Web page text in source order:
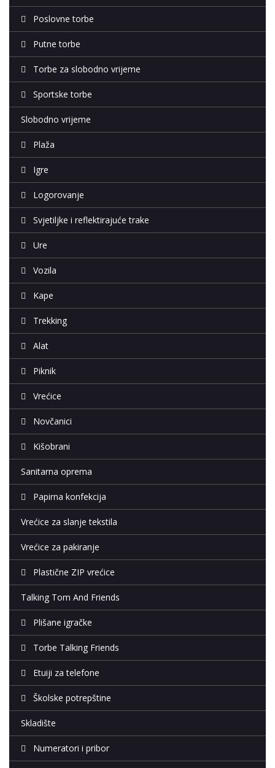
Poslovne torbe
Putne torbe
Torbe za slobodno vrijeme
Sportske torbe
Slobodno vrijeme
Plaža
Igre
Logorovanje
Svjetiljke i reflektirajuće trake
Ure
Vozila
Kape
Trekking
Alat
Piknik
Vrećice
Novčanici
Kišobrani
Sanitarna oprema
Papirna konfekcija
Vrećice za slanje tekstila
Vrećice za pakiranje
Plastične ZIP vrećice
Talking Tom And Friends
Plišane igračke
Torbe Talking Friends
Etuiji za telefone
Školske potrepštine
Skladište
Numeratori i pribor